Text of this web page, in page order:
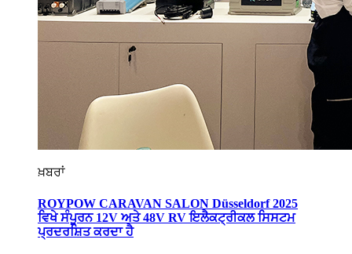
ਖ਼ਬਰਾਂ
ROYPOW CARAVAN SALON Düsseldorf 2025
ਵਿਖੇ ਸੰਪੂਰਨ 12V ਅਤੇ 48V RV ਇਲੈਕਟ੍ਰੀਕਲ ਸਿਸਟਮ
ਪ੍ਰਦਰਸ਼ਿਤ ਕਰਦਾ ਹੈ